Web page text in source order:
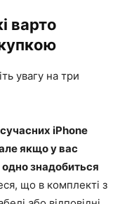
варто
увагу на три
iPhone
якщо у вас
знадобиться
що в комплекті з